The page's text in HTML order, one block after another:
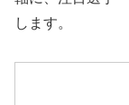
します。